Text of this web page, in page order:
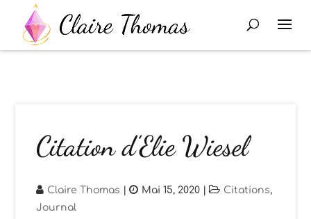
Citation d’Elie Wiesel
Claire Thomas | Mai 15, 2020 | Citations,
Journal